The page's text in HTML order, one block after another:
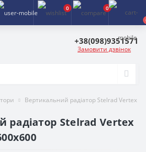
0
0
+38(098)9351571
Замовити дзвінок
Вертикальний радіатор Stelrad Vertex
радіатор Stelrad Vertex